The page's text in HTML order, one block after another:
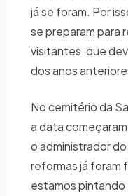
já se foram. Por
se preparam para
visitantes, que
dos anos
No cemitério da
a data
o administrador
reformas já foram
estamos pintando